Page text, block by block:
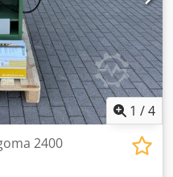
1 /4
2400